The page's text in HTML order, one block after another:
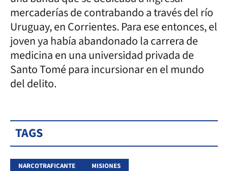
mercaderías de contrabando a través del río
Uruguay, en Corrientes. Para ese entonces, el
joven ya había abandonado la carrera de
medicina en una universidad privada de
Santo Tomé para incursionar en el mundo
del delito.
TAGS
NARCOTRAFICANTE MISIONES